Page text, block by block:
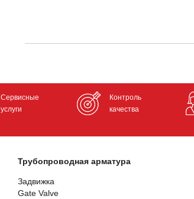
Сервисные
услуги
Контроль
качества
Трубопроводная арматура
Задвижка
Gate Valve